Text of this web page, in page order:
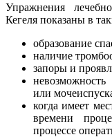
Упражнения
Кегеля показаны в
образование
наличие
запоры и
или
когда имеет
времени
процессе